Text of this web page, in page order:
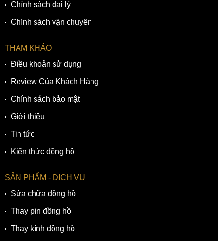
Chính sách đại lý
Chính sách vận chuyển
THAM KHẢO
Điều khoản sử dụng
Review Của Khách Hàng
Chính sách bảo mật
Giới thiệu
Tin tức
Kiến thức đồng hồ
SẢN PHẨM - DỊCH VỤ
Sửa chữa đồng hồ
Thay pin đồng hồ
Thay kính đồng hồ